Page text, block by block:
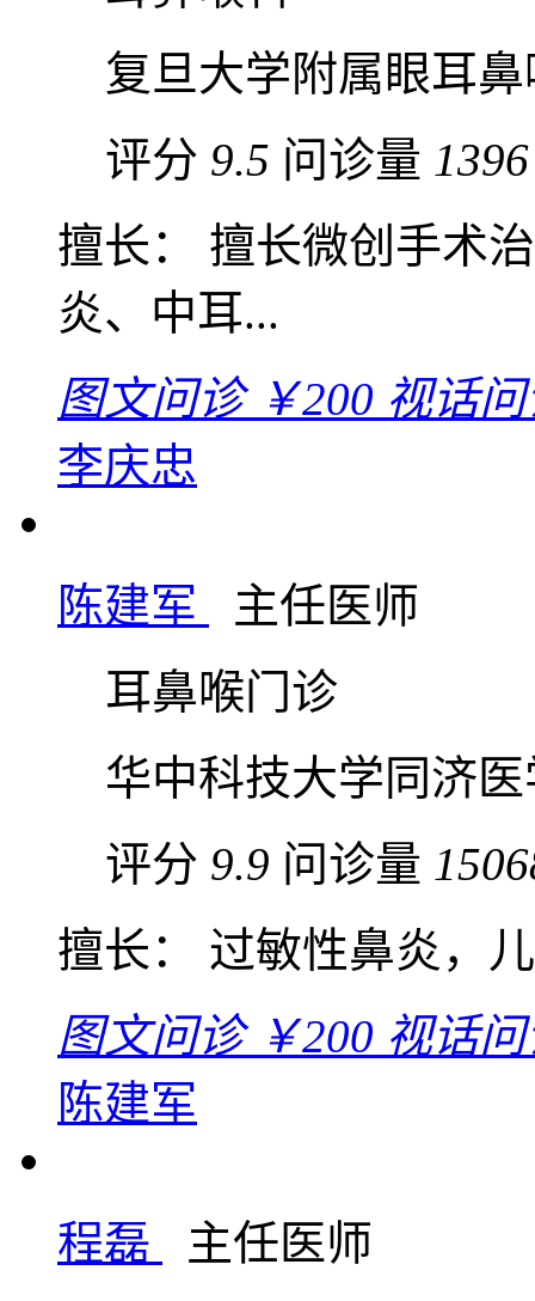
复旦大学附属眼耳
评分 9.5 问诊量 1396
擅长： 擅长微创手术
炎、中耳...
图文问诊 ￥200 视话
李庆忠
陈建军
主任医师
耳鼻喉门诊
华中科技大学同济
评分 9.9 问诊量
擅长： 过敏性鼻炎，
图文问诊 ￥200 视话
陈建军
程磊
主任医师